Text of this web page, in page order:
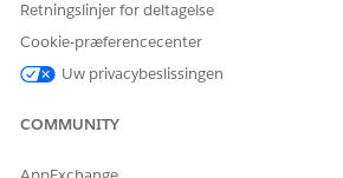
eller en bestilling.
inkluderer bidragydende produkter,
Retningslinjer for deltagelse
Cookie-præferencecenter
Uw privacybeslissingen
COMMUNITY